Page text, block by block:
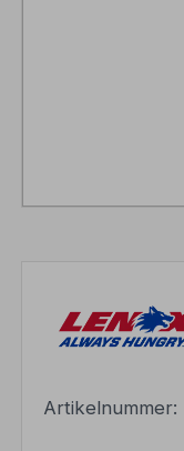
Artikelnummer: